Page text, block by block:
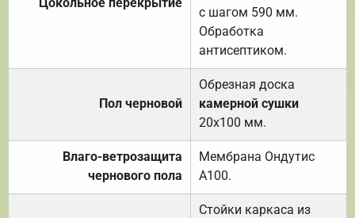
с шагом 590 мм.
Обработка
антисептиком.
Пол черновой
Обрезная доска
камерной сушки
20х100 мм.
Влаго-ветрозащита
чернового пола
Мембрана Ондутис
А100.
Стойки каркаса из